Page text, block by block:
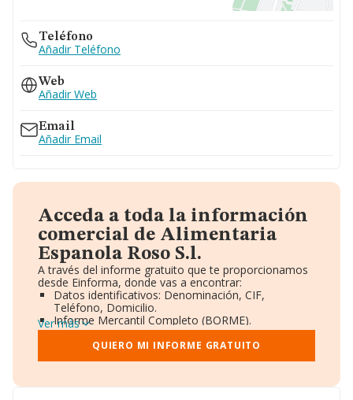
Teléfono
Añadir Teléfono
Web
Añadir Web
Email
Añadir Email
Acceda a toda la información
comercial de Alimentaria
Espanola Roso S.l.
A través del informe gratuito que te proporcionamos
desde Einforma, donde vas a encontrar:
Datos identificativos: Denominación, CIF,
Teléfono, Domicilio.
Informe Mercantil Completo (BORME).
Gráficos de Evolución Ventas y Empleados.
Consejo de Administración y Administradores.
Directivos y Ejecutivos.
Ver más
QUIERO MI INFORME GRATUITO